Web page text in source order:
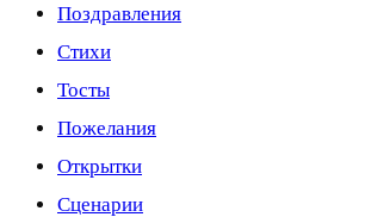
Поздравления
Стихи
Тосты
Пожелания
Открытки
Сценарии